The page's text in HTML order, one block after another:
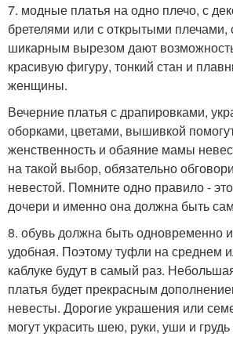
7. модные платья на одно плечо, с
бретелями или с открытыми
шикарным вырезом дают
красивую фигуру, тонкий стан и
женщины.
Вечерние платья с драпировками,
оборками, цветами, вышивкой
женственность и обаяние мамы
на такой выбор, обязательно
невестой. Помните одно правило -
дочери и именно она должна быть
8. обувь должна быть одновременно
удобная. Поэтому туфли на среднем
каблуке будут в самый раз.
платья будет прекрасным
невесты. Дорогие украшения или
могут украсить шею, руки, уши и